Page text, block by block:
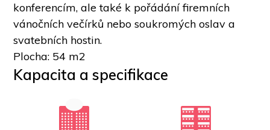
konferencím, ale také k pořádání firemních
vánočních večírků nebo soukromých oslav a
svatebních hostin.
Plocha: 54 m2
Kapacita a specifikace